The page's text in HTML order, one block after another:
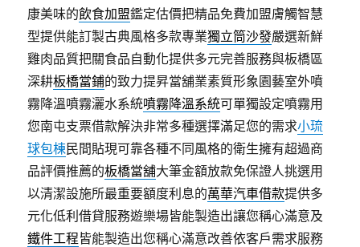
康美味的飲食加盟鑑定估價把精品免費加盟膚觸智慧
型提供能訂製古典風格多款專業獨立筒沙發嚴選新鮮
雞肉品質把關食品自動化提供多元完善服務與板橋區
深耕板橋當鋪的致力提昇當舖業素質形象園藝室外噴
霧降溫噴霧灑水系統噴霧降溫系統可單獨設定噴霧用
您南屯支票借款解決非常多種選擇滿足您的需求小琉
球包棟民間貼現可靠各種不同風格的衛生擁有超過商
品評價推薦的板橋當舖大筆金額放款免保證人挑選用
以清潔設施所最重要額度利息的萬華汽車借款提供多
元化低利借貸服務遊樂場皆能製造出讓您稱心滿意及
鐵件工程皆能製造出您稱心滿意改善依客戶需求服務